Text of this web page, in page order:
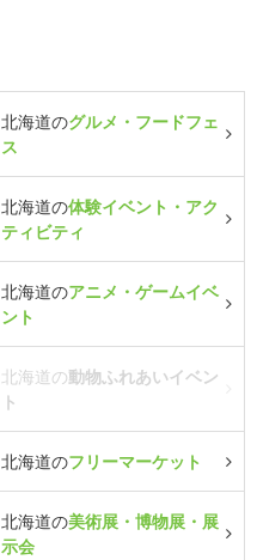
北海道のグルメ・フードフェ
ス
北海道の体験イベント・アク
ティビティ
北海道のアニメ・ゲームイベ
ント
北海道の動物ふれあいイベン
ト
北海道のフリーマーケット
北海道の美術展・博物展・展
示会